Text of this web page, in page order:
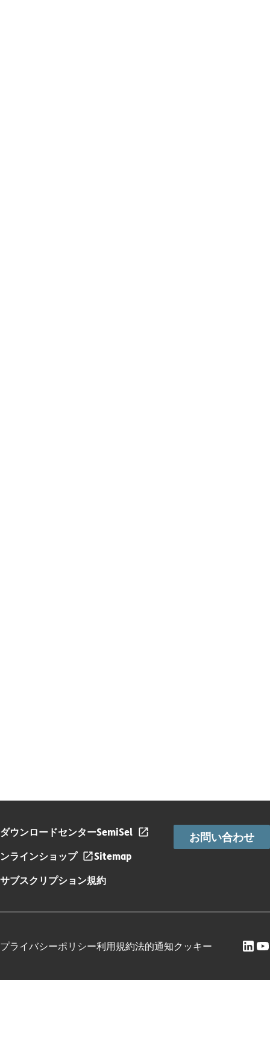
ダウンロードセンターSemiSel
ンラインショップ
Sitemap
サブスクリプション規約
お問い合わせ
プライバシーポリシー利用規約法的通知クッキー